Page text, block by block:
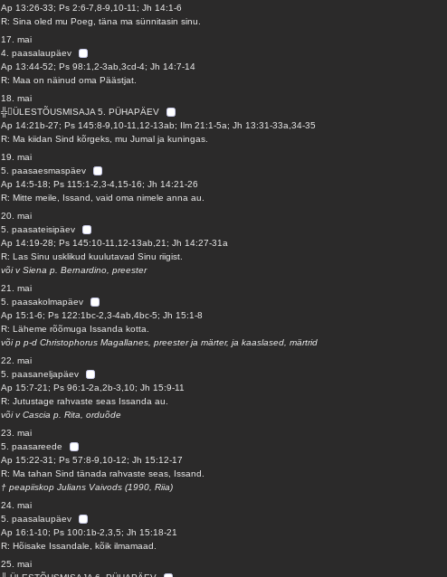
Ap 13:26-33; Ps 2:6-7,8-9,10-11; Jh 14:1-6
R: Sina oled mu Poeg, täna ma sünnitasin sinu.
17. mai
4. paasalaupäev
Ap 13:44-52; Ps 98:1,2-3ab,3cd-4; Jh 14:7-14
R: Maa on näinud oma Päästjat.
18. mai
╬ÜLESTÕUSMISAJA 5. PÜHAPÄEV
Ap 14:21b-27; Ps 145:8-9,10-11,12-13ab; Ilm 21:1-5a; Jh 13:31-33a,34-35
R: Ma kiidan Sind kõrgeks, mu Jumal ja kuningas.
19. mai
5. paasaesmaspäev
Ap 14:5-18; Ps 115:1-2,3-4,15-16; Jh 14:21-26
R: Mitte meile, Issand, vaid oma nimele anna au.
20. mai
5. paasateisipäev
Ap 14:19-28; Ps 145:10-11,12-13ab,21; Jh 14:27-31a
R: Las Sinu usklikud kuulutavad Sinu riigist.
või v Siena p. Bernardino, preester
21. mai
5. paasakolmapäev
Ap 15:1-6; Ps 122:1bc-2,3-4ab,4bc-5; Jh 15:1-8
R: Läheme rõõmuga Issanda kotta.
või p p-d Christophorus Magallanes, preester ja märter, ja kaaslased, märtrid
22. mai
5. paasaneljapäev
Ap 15:7-21; Ps 96:1-2a,2b-3,10; Jh 15:9-11
R: Jutustage rahvaste seas Issanda au.
või v Cascia p. Rita, orduõde
23. mai
5. paasareede
Ap 15:22-31; Ps 57:8-9,10-12; Jh 15:12-17
R: Ma tahan Sind tänada rahvaste seas, Issand.
† peapiiskop Julians Vaivods (1990, Riia)
24. mai
5. paasalaupäev
Ap 16:1-10; Ps 100:1b-2,3,5; Jh 15:18-21
R: Hõisake Issandale, kõik ilmamaad.
25. mai